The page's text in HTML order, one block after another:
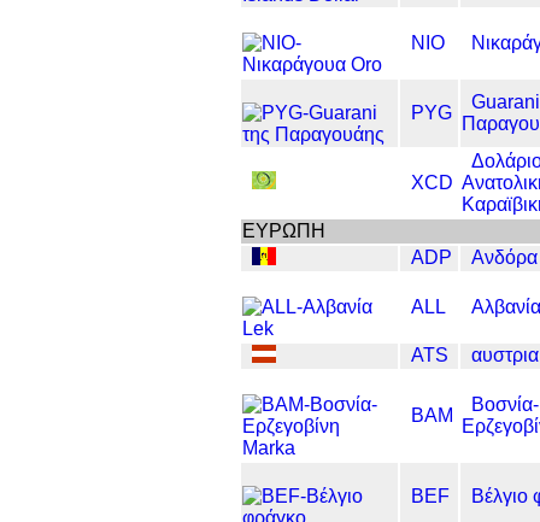
NIO
PYG
XCD
ΕΥΡΩΠΗ
ADP
Ανδόρα
ALL
ATS
BAM
Βοσνία-
BEF Βέλγιο